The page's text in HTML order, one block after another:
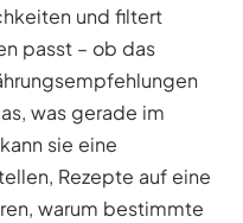
und filtert
passt – ob das
was gerade im
sie eine
Rezepte auf eine
warum bestimmte